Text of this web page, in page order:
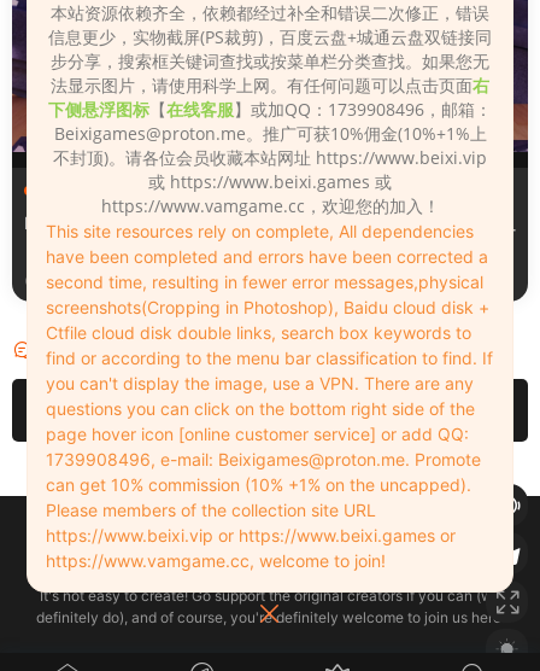
服装（Clothing）
Leopard_print_office_suit
3周前
服装（Clothing）
Lacquer_leather_two_tone_
tight_mini_skirt
3周前
评论 4
请先登录
Copyleft © 2022-2026 beixi.vip - All Rights Freedom！
创作不易！有能力的同学可以去支持一下原创作者（我们绝对支持），当然
了，您加入这里我们也绝对欢迎！
It's not easy to create! Go support the original creators if you can (we
definitely do), and of course, you're definitely welcome to join us here!
本站资源依赖齐全，依赖都经过补全和错误二次修正，错误
信息更少，实物截屏(PS裁剪)，百度云盘+城通云盘双链接同
步分享，搜索框关键词查找或按菜单栏分类查找。如果您无
法显示图片，请使用科学上网。有任何问题可以点击页面右
下侧悬浮图标 【在线客服】或加QQ：1739908496，邮箱：
Beixigames@proton.me。推广可获10%佣金(10%+1%上
不封顶)。请各位会员收藏本站网址 https://www.beixi.vip
或 https://www.beixi.games 或
https://www.vamgame.cc，欢迎您的加入！
This site resources rely on complete, All dependencies
have been completed and errors have been corrected a
second time, resulting in fewer error messages,physical
screenshots(Cropping in Photoshop), Baidu cloud disk +
Ctfile cloud disk double links, search box keywords to
find or according to the menu bar classification to find. If
you can't display the image, use a VPN. There are any
questions you can click on the bottom right side of the
page hover icon [online customer service] or add QQ:
1739908496, e-mail: Beixigames@proton.me. Promote
can get 10% commission (10% +1% on the uncapped).
Please members of the collection site URL
https://www.beixi.vip or https://www.beixi.games or
https://www.vamgame.cc, welcome to join!